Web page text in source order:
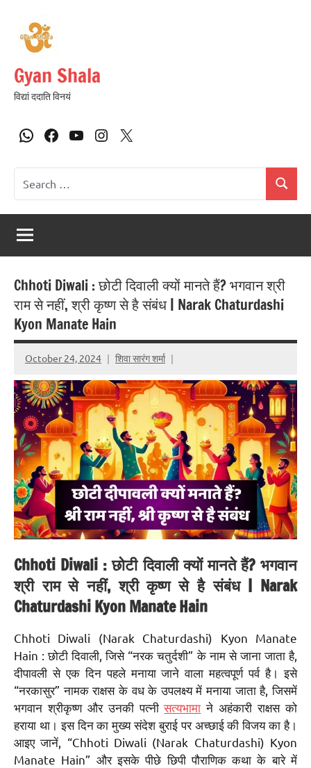
Gyan Shala
विद्यां ददाति विनयं
Chhoti Diwali : छोटी दिवाली क्यों मानते हैं? भगवान श्री
राम से नहीं, श्री कृष्ण से है संबंध | Narak Chaturdashi
Kyon Manate Hain
October 24, 2024 शिवा सारंग शर्मा
Chhoti Diwali : छोटी दिवाली क्यों मानते हैं? भगवान
श्री राम से नहीं, श्री कृष्ण से है संबंध | Narak
Chaturdashi Kyon Manate Hain
Chhoti Diwali (Narak Chaturdashi) Kyon Manate
Hain : छोटी दिवाली, जिसे “नरक चतुर्दशी” के नाम से जाना जाता है,
दीपावली से एक दिन पहले मनाया जाने वाला महत्वपूर्ण पर्व है। इसे
“नरकासुर” नामक राक्षस के वध के उपलक्ष्य में मनाया जाता है, जिसमें
भगवान श्रीकृष्ण और उनकी पत्नीसत्यभामा ने अहंकारी राक्षस को
हराया था। इस दिन का मुख्य संदेश बुराई पर अच्छाई की विजय का है।
आइए जानें, “Chhoti Diwali (Narak Chaturdashi) Kyon
Manate Hain” और इसके पीछे छिपी पौराणिक कथा के बारे में